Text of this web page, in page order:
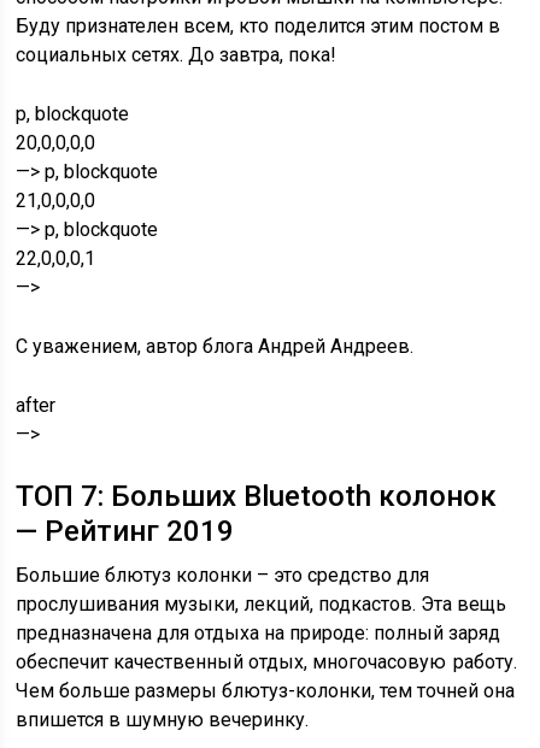
Буду признателен всем, кто поделится этим постом в
социальных сетях. До завтра, пока!
p, blockquote
20,0,0,0,0
—> p, blockquote
21,0,0,0,0
—> p, blockquote
22,0,0,0,1
—>
С уважением, автор блога Андрей Андреев.
after
—>
ТОП 7: Больших Bluetooth колонок
— Рейтинг 2019
Большие блютуз колонки – это средство для
прослушивания музыки, лекций, подкастов. Эта вещь
предназначена для отдыха на природе: полный заряд
обеспечит качественный отдых, многочасовую работу.
Чем больше размеры блютуз-колонки, тем точней она
впишется в шумную вечеринку.